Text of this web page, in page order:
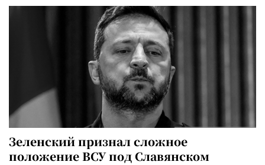
Зеленский признал сложное
положение ВСУ под Славянском